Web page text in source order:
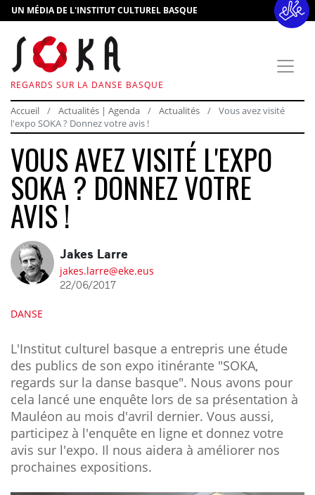
UN MÉDIA DE L'INSTITUT CULTUREL BASQUE
REGARDS SUR LA DANSE BASQUE
Accueil Actualités | Agenda Actualités
Vous avez visité
l'expo SOKA ? Donnez votre avis !
VOUS AVEZ VISITÉ L'EXPO
SOKA ? DONNEZ VOTRE
AVIS !
Jakes Larre
jakes.larre@eke.eus
22/06/2017
DANSE
L'Institut culturel basque a entrepris une étude
des publics de son expo itinérante "SOKA,
regards sur la danse basque". Nous avons pour
cela lancé une enquête lors de sa présentation à
Mauléon au mois d'avril dernier. Vous aussi,
participez à l'enquête en ligne et donnez votre
avis sur l'expo. Il nous aidera à améliorer nos
prochaines expositions.